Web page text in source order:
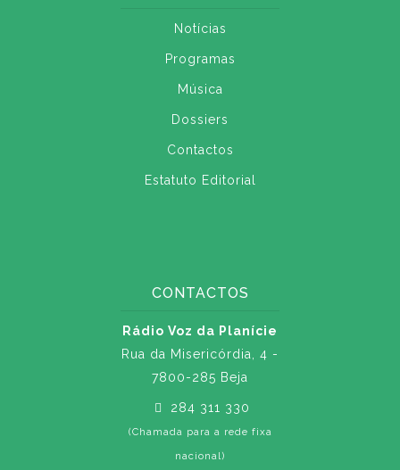
Notícias
Programas
Música
Dossiers
Contactos
Estatuto Editorial
CONTACTOS
Rádio Voz da Planície
Rua da Misericórdia, 4 -
7800-285 Beja
284 311 330
(Chamada para a rede fixa
nacional)